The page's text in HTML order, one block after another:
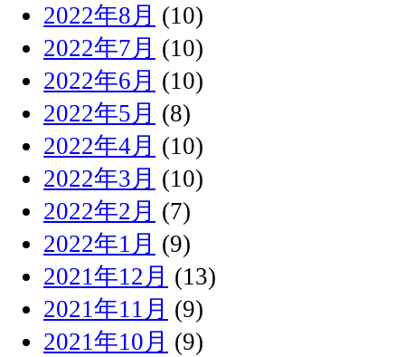
2022年8月 (10)
2022年7月 (10)
2022年6月 (10)
2022年5月 (8)
2022年4月 (10)
2022年3月 (10)
2022年2月 (7)
2022年1月 (9)
2021年12月 (13)
2021年11月 (9)
2021年10月 (9)